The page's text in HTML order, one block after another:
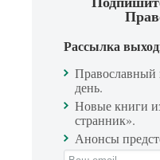
Рассылка
Православный
день.
Новые книги
странник».
Анонсы